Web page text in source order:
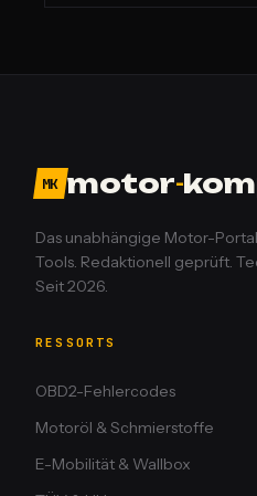
MK motor-
Das unabhängige Motor-
Tools. Redaktionell geprüft.
Seit 2026.
RESSORTS
OBD2-Fehlercodes
Motoröl & Schmierstoffe
E-Mobilität & Wallbox